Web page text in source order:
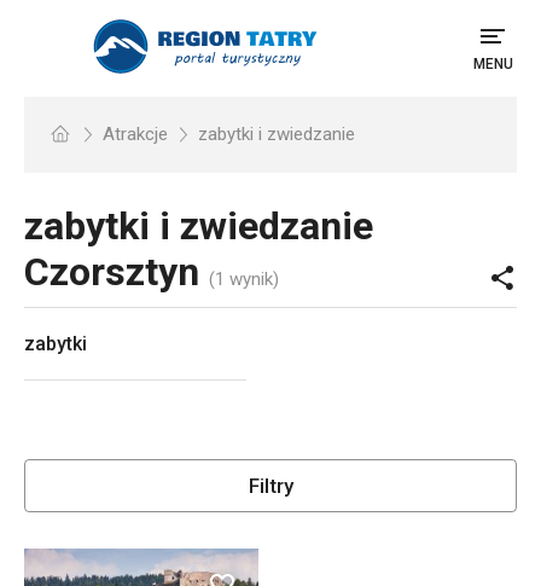
MENU
Atrakcje zabytki i zwiedzanie
zabytki i zwiedzanie
Czorsztyn (1 wynik)
zabytki
Filtry